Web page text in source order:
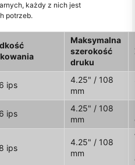
każdy z nich jest
potrzeb.
Maksymalna
szerokość
druku
ips
4.25" / 108
mm
ips
4.25" / 108
mm
ips
4.25" / 108
mm